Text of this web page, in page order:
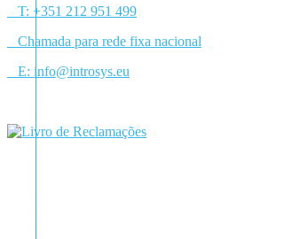
T: +351 212 951 499
Chamada para rede fixa nacional
E: info@introsys.eu